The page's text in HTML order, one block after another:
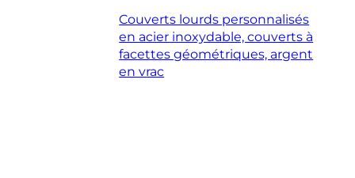
Couverts lourds personnalisés
en acier inoxydable, couverts à
facettes géométriques, argent
en vrac